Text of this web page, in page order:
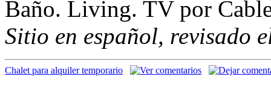
Baño. Living. TV por
Sitio en español, revisado
Chalet para alquiler temporario